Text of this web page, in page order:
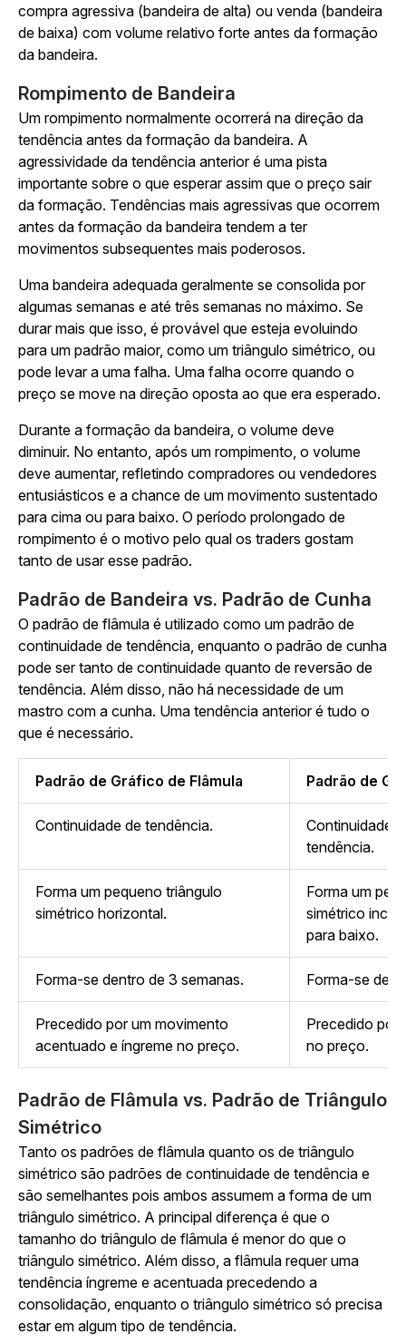
compra agressiva (bandeira de alta) ou venda (bandeira
de baixa) com volume relativo forte antes da formação
da bandeira.
Rompimento de Bandeira
Um rompimento normalmente ocorrerá na direção da
tendência antes da formação da bandeira. A
agressividade da tendência anterior é uma pista
importante sobre o que esperar assim que o preço sair
da formação. Tendências mais agressivas que ocorrem
antes da formação da bandeira tendem a ter
movimentos subsequentes mais poderosos.
Uma bandeira adequada geralmente se consolida por
algumas semanas e até três semanas no máximo. Se
durar mais que isso, é provável que esteja evoluindo
para um padrão maior, como um triângulo simétrico, ou
pode levar a uma falha. Uma falha ocorre quando o
preço se move na direção oposta ao que era esperado.
Durante a formação da bandeira, o volume deve
diminuir. No entanto, após um rompimento, o volume
deve aumentar, refletindo compradores ou vendedores
entusiásticos e a chance de um movimento sustentado
para cima ou para baixo. O período prolongado de
rompimento é o motivo pelo qual os traders gostam
tanto de usar esse padrão.
Padrão de Bandeira vs. Padrão de Cunha
O padrão de flâmula é utilizado como um padrão de
continuidade de tendência, enquanto o padrão de cunha
pode ser tanto de continuidade quanto de reversão de
tendência. Além disso, não há necessidade de um
mastro com a cunha. Uma tendência anterior é tudo o
que é necessário.
Padrão de Gráfico de Flâmula Padrão de
Continuidade de tendência.
Continuidade
tendência.
Forma um pequeno triângulo
simétrico horizontal.
Forma um
simétrico
para baixo.
Forma-se dentro de 3 semanas. Forma-se
Precedido por um movimento
acentuado e íngreme no preço.
Precedido por
no preço.
Padrão de Flâmula vs. Padrão de Triângulo
Simétrico
Tanto os padrões de flâmula quanto os de triângulo
simétrico são padrões de continuidade de tendência e
são semelhantes pois ambos assumem a forma de um
triângulo simétrico. A principal diferença é que o
tamanho do triângulo de flâmula é menor do que o
triângulo simétrico. Além disso, a flâmula requer uma
tendência íngreme e acentuada precedendo a
consolidação, enquanto o triângulo simétrico só precisa
estar em algum tipo de tendência.